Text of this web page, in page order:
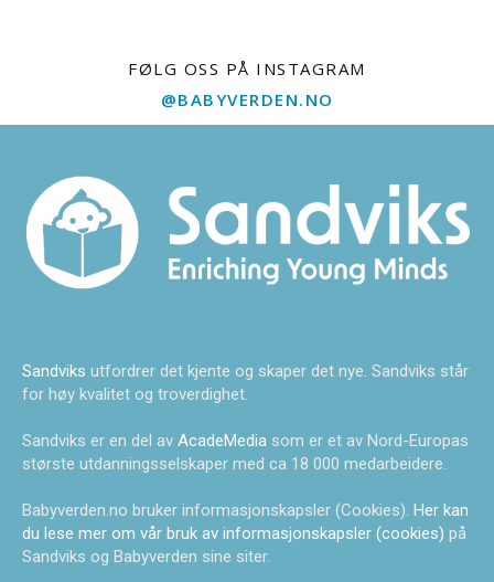
FØLG OSS PÅ INSTAGRAM
@BABYVERDEN.NO
Sandviks utfordrer det kjente og skaper det nye. Sandviks står
for høy kvalitet og troverdighet.
Sandviks er en del av AcadeMedia som er et av Nord-Europas
største utdanningsselskaper med ca 18 000 medarbeidere.
Babyverden.no bruker informasjonskapsler (Cookies). Her kan
du lese mer om vår bruk av informasjonskapsler (cookies) på
Sandviks og Babyverden sine siter.